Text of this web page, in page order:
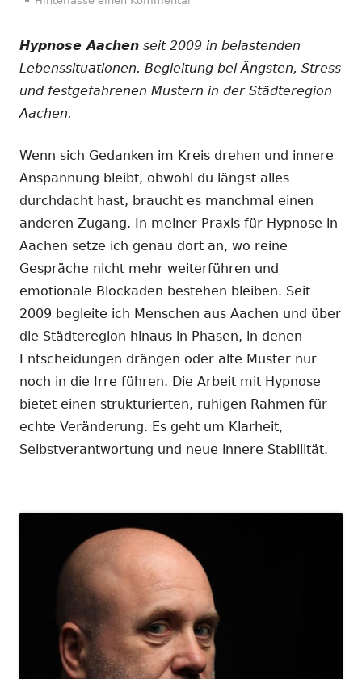
Hypnose Aachen seit 2009 in belastenden
Lebenssituationen. Begleitung bei Ängsten, Stress
und festgefahrenen Mustern in der Städteregion
Aachen.
Wenn sich Gedanken im Kreis drehen und innere
Anspannung bleibt, obwohl du längst alles
durchdacht hast, braucht es manchmal einen
anderen Zugang. In meiner Praxis für Hypnose in
Aachen setze ich genau dort an, wo reine
Gespräche nicht mehr weiterführen und
emotionale Blockaden bestehen bleiben. Seit
2009 begleite ich Menschen aus Aachen und über
die Städteregion hinaus in Phasen, in denen
Entscheidungen drängen oder alte Muster nur
noch in die Irre führen. Die Arbeit mit Hypnose
bietet einen strukturierten, ruhigen Rahmen für
echte Veränderung. Es geht um Klarheit,
Selbstverantwortung und neue innere Stabilität.